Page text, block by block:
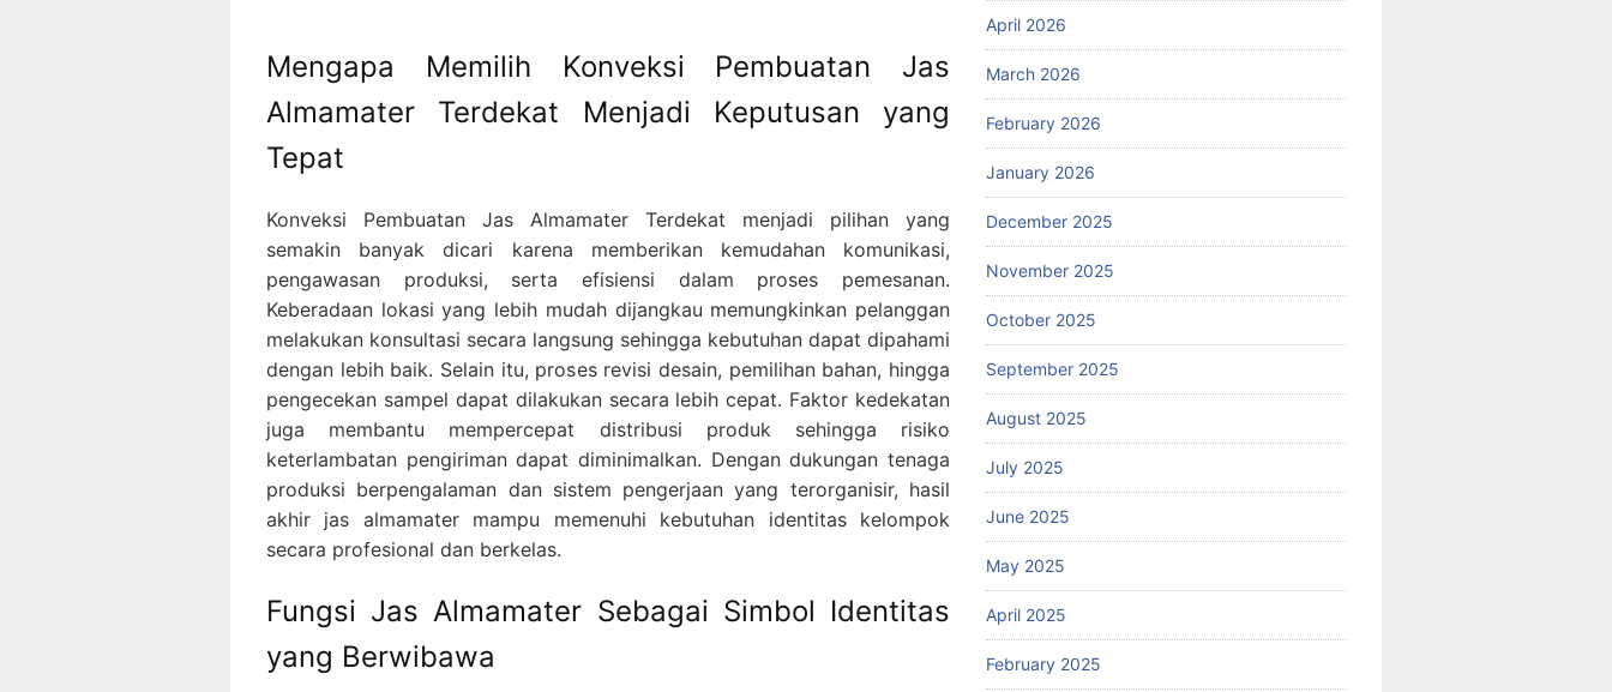
Mengapa Memilih Konveksi Pembuatan Jas
Almamater Terdekat Menjadi Keputusan yang
Tepat
Konveksi Pembuatan Jas Almamater Terdekat menjadi pilihan yang
semakin banyak dicari karena memberikan kemudahan komunikasi,
pengawasan produksi, serta efisiensi dalam proses pemesanan.
Keberadaan lokasi yang lebih mudah dijangkau memungkinkan pelanggan
melakukan konsultasi secara langsung sehingga kebutuhan dapat dipahami
dengan lebih baik. Selain itu, proses revisi desain, pemilihan bahan, hingga
pengecekan sampel dapat dilakukan secara lebih cepat. Faktor kedekatan
juga membantu mempercepat distribusi produk sehingga risiko
keterlambatan pengiriman dapat diminimalkan. Dengan dukungan tenaga
produksi berpengalaman dan sistem pengerjaan yang terorganisir, hasil
akhir jas almamater mampu memenuhi kebutuhan identitas kelompok
secara profesional dan berkelas.
Fungsi Jas Almamater Sebagai Simbol Identitas
yang Berwibawa
April 2026
March 2026
February 2026
January 2026
December 2025
November 2025
October 2025
September 2025
August 2025
July 2025
June 2025
May 2025
April 2025
February 2025